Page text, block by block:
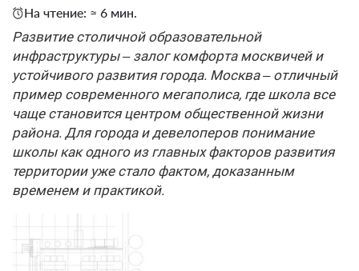
На чтение: ≈ 6 мин.
Развитие столичной образовательной
инфраструктуры – залог комфорта москвичей и
устойчивого развития города. Москва – отличный
пример современного мегаполиса, где школа все
чаще становится центром общественной жизни
района. Для города и девелоперов понимание
школы как одного из главных факторов развития
территории уже стало фактом, доказанным
временем и практикой.